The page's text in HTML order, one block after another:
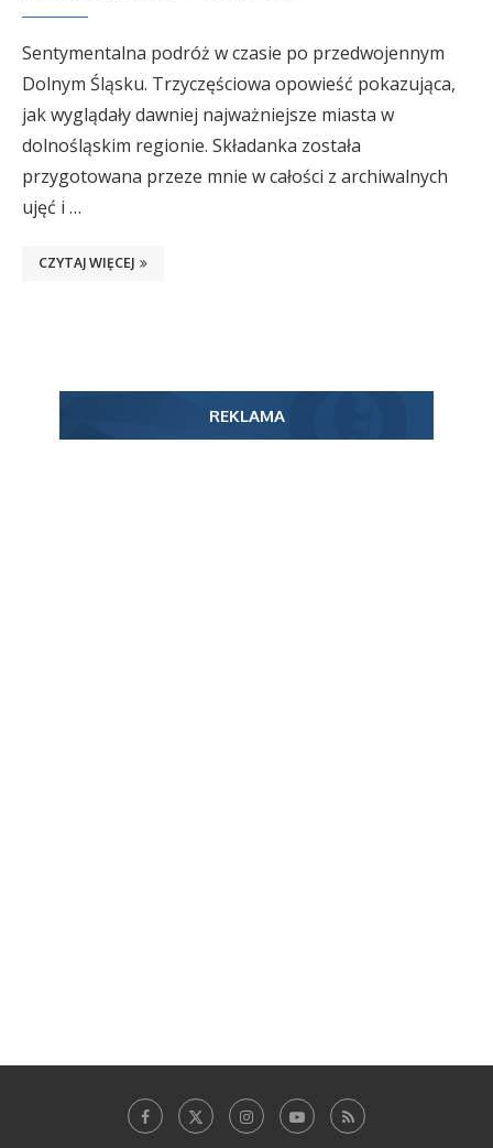
Sentymentalna podróż w czasie po przedwojennym
Dolnym Śląsku. Trzyczęściowa opowieść pokazująca,
jak wyglądały dawniej najważniejsze miasta w
dolnośląskim regionie. Składanka została
przygotowana przeze mnie w całości z archiwalnych
ujęć i …
CZYTAJ WIĘCEJ
REKLAMA